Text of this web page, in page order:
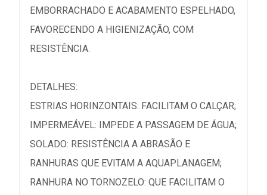
EMBORRACHADO E ACABAMENTO ESPELHADO,
FAVORECENDO A HIGIENIZAÇÃO, COM
RESISTÊNCIA.
DETALHES:
ESTRIAS HORINZONTAIS: FACILITAM O CALÇAR;
IMPERMEÁVEL: IMPEDE A PASSAGEM DE ÁGUA;
SOLADO: RESISTÊNCIA A ABRASÃO E
RANHURAS QUE EVITAM A AQUAPLANAGEM;
RANHURA NO TORNOZELO: QUE FACILITAM O